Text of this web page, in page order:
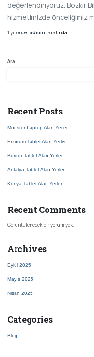
değerlendiriyoruz. Bozkır
hizmetimizde önceliğimiz
1 yıl önce, admin tarafından
Ara
Recent Posts
Monster Laptop Alan Yerler
Erzurum Tablet Alan Yerler
Burdur Tablet Alan Yerler
Antalya Tablet Alan Yerler
Konya Tablet Alan Yerler
Recent Comments
Görüntülenecek bir yorum yok.
Archives
Eylül 2025
Mayıs 2025
Nisan 2025
Categories
Blog